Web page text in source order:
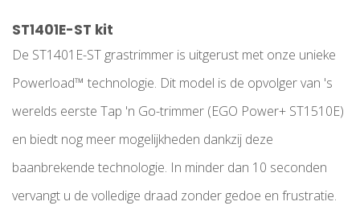
ST1401E-ST kit
De ST1401E-ST grastrimmer is uitgerust met onze unieke
Powerload™ technologie. Dit model is de opvolger van 's
werelds eerste Tap 'n Go-trimmer (EGO Power+ ST1510E)
en biedt nog meer mogelijkheden dankzij deze
baanbrekende technologie. In minder dan 10 seconden
vervangt u de volledige draad zonder gedoe en frustratie.